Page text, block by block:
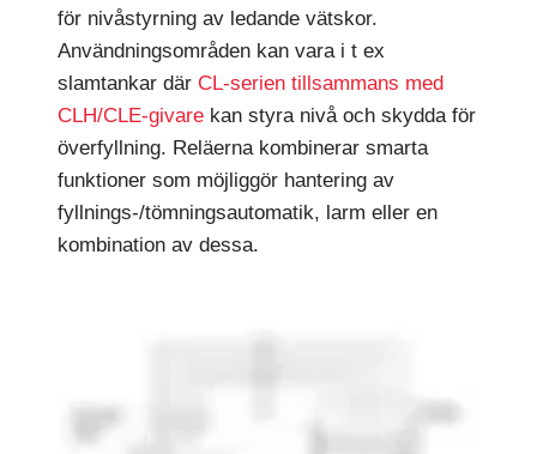
för nivåstyrning av ledande vätskor.
Användningsområden kan vara i t ex
slamtankar där CL-serien tillsammans med
CLH/CLE-givare kan styra nivå och skydda för
överfyllning. Reläerna kombinerar smarta
funktioner som möjliggör hantering av
fyllnings-/tömningsautomatik, larm eller en
kombination av dessa.